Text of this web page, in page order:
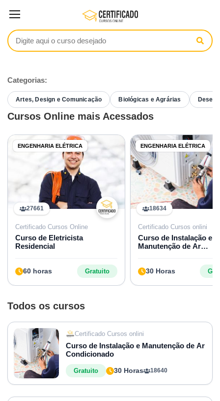
Categorias:
Artes, Design e Comunicação Biológicas e Agrárias
Cursos Online mais Acessados
ENGENHARIA ELÉTRICA
27661
Certificado Cursos Online
Curso de Eletricista
Residencial
60 horas Gratuito
ENGENHARIA ELÉTRICA
18634
Certificado Cursos onlini
Curso de Instalação e
Manutenção de Ar
30 Horas
Todos os cursos
Certificado Cursos onlini
Curso de Instalação e Manutenção de Ar
Condicionado
30 Horas
Gratuito 18640